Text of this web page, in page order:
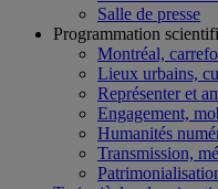
Salle de presse
Programmation
Montréal,
Lieux urbains,
Représenter et
Engagement,
Humanités
Transmission,